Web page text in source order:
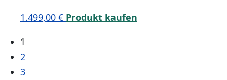
1.499,00 € Produkt kaufen
1
2
3